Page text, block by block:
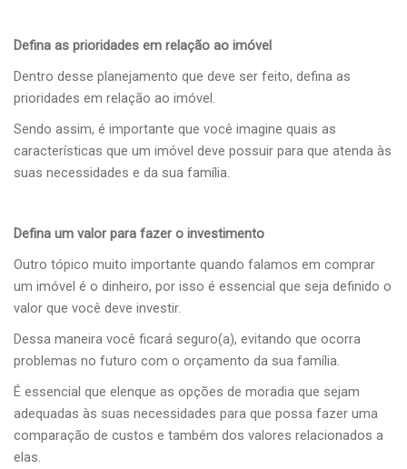
Defina as prioridades em relação ao imóvel
Dentro desse planejamento que deve ser feito, defina as
prioridades em relação ao imóvel.
Sendo assim, é importante que você imagine quais as
características que um imóvel deve possuir para que atenda às
suas necessidades e da sua família.
Defina um valor para fazer o investimento
Outro tópico muito importante quando falamos em comprar
um imóvel é o dinheiro, por isso é essencial que seja definido o
valor que você deve investir.
Dessa maneira você ficará seguro(a), evitando que ocorra
problemas no futuro com o orçamento da sua família.
É essencial que elenque as opções de moradia que sejam
adequadas às suas necessidades para que possa fazer uma
comparação de custos e também dos valores relacionados a
elas.